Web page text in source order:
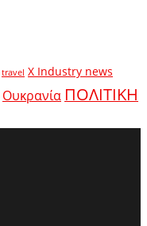
travel X Industry news
Ουκρανία ΠΟΛΙΤΙΚΗ